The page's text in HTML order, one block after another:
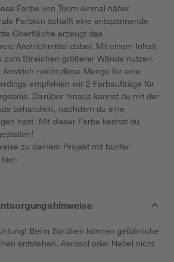
Farbe von Toom einmal näher
Farbton schafft eine entspannende
Oberfläche erzeugt das
Anstrichmittel dabei. Mit einem Inhalt
zum Streichen größerer Wände nutzen.
Anstrich reicht diese Menge für eine
empfehlen wir 2 Farbaufträge für
Darüber hinaus kannst du mit der
behandeln, nachdem du eine
hast. Mit dieser Farbe kannst du
zu deinem Projekt mit bunter
hier.
Beim Sprühen können gefährliche
entstehen. Aerosol oder Nebel nicht